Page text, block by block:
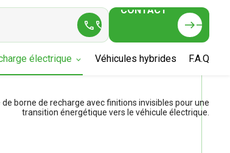
05 32 00 21 77
callcall
CONTACT
easteast
électrique Véhicules hybrides F.A.Q
borne de recharge avec finitions invisibles pour une
transition énergétique vers le véhicule électrique.